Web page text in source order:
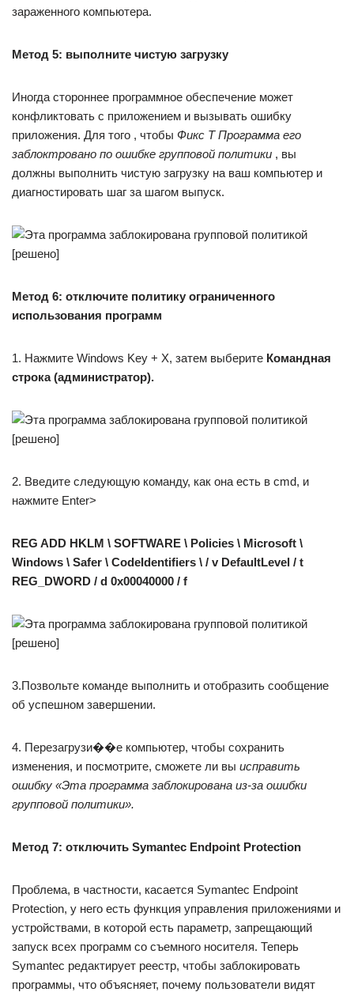
зараженного компьютера.
Метод 5: выполните чистую загрузку
Иногда стороннее программное обеспечение может
конфликтовать с приложением и вызывать ошибку
приложения. Для того , чтобы Фикс T Программа его
заблоктровано по ошибке групповой политики , вы
должны выполнить чистую загрузку на ваш компьютер и
диагностировать шаг за шагом выпуск.
Метод 6: отключите политику ограниченного
использования программ
1. Нажмите Windows Key + X, затем выберите Командная
строка (администратор).
2. Введите следующую команду, как она есть в cmd, и
нажмите Enter>
REG ADD HKLM \ SOFTWARE \ Policies \ Microsoft \
Windows \ Safer \ CodeIdentifiers \ / v DefaultLevel / t
REG_DWORD / d 0x00040000 / f
3.Позвольте команде выполнить и отобразить сообщение
об успешном завершении.
4. Перезагрузи��е компьютер, чтобы сохранить
изменения, и посмотрите, сможете ли вы исправить
ошибку «Эта программа заблокирована из-за ошибки
групповой политики».
Метод 7: отключить Symantec Endpoint Protection
Проблема, в частности, касается Symantec Endpoint
Protection, у него есть функция управления приложениями и
устройствами, в которой есть параметр, запрещающий
запуск всех программ со съемного носителя. Теперь
Symantec редактирует реестр, чтобы заблокировать
программы, что объясняет, почему пользователи видят